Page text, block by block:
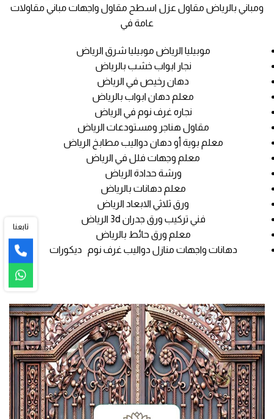
ومباني بالرياض مقاول عزل اسطح مقاول واجهات مباني مقاولات
عامة في
موبيليا الرياض موبيليا شرق الرياض
نجار ابواب خشب بالرياض
دهان رخيص في الرياض
معلم دهان ابواب بالرياض
نجاره غرف نوم في الرياض
مقاول هناجر ومستودعات الرياض
معلم بوية أو دهان دواليب مطابخ الرياض
معلم وجهات فلل في الرياض
ورشة حدادة الرياض
معلم دهانات بالرياض
ورق ثلاثي الابعاد الرياض
فني تركيب ورق جدران 3d الرياض
معلم ورق حائط بالرياض
دهانات واجهات منازل دواليب غرف نوم ديكورات
تابعنا